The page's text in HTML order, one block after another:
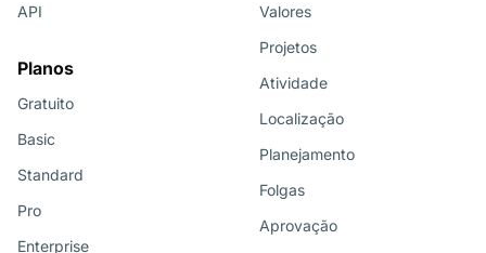
API
Planos
Gratuito
Basic
Standard
Pro
Enterprise
Valores
Projetos
Atividade
Localização
Planejamento
Folgas
Aprovação